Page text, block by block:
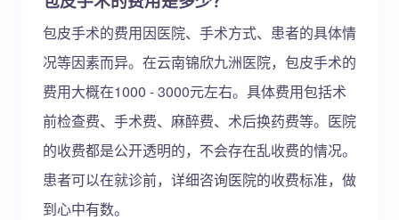
包皮手术的费用因医院、手术方式、患者的具体情
况等因素而异。在云南锦欣九洲医院，包皮手术的
费用大概在1000 - 3000元左右。具体费用包括术
前检查费、手术费、麻醉费、术后换药费等。医院
的收费都是公开透明的，不会存在乱收费的情况。
患者可以在就诊前，详细咨询医院的收费标准，做
到心中有数。